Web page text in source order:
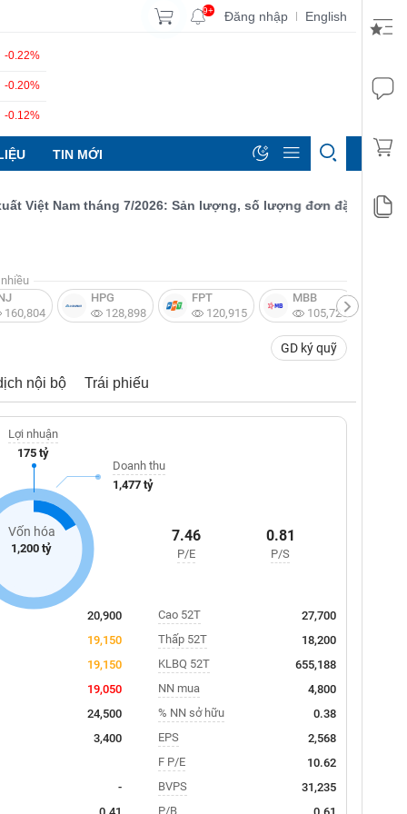
9+ Đăng nhập | English
-0.22%
-0.20%
-0.12%
TIN MỚI
Nam tháng 7/2026: Sản lượng, số lượng đơn đặt hàng mới và
160,804
HPG
128,898
FPT
120,915
MBB
105,721
GD ký quỹ
nội bộ Trái phiếu
Vốn hóa
1,200 tỷ
Lợi nhuận
175 tỷ
Doanh thu
1,477 tỷ
7.46
P/E
0.81
P/S
20,900
19,150
19,150
19,050
24,500
3,400
-
0.41
Cao 52T
27,700
Thấp 52T
18,200
KLBQ 52T
655,188
NN mua
4,800
% NN sở hữu
0.38
EPS
2,568
F P/E
10.62
BVPS
31,235
P/B
0.61